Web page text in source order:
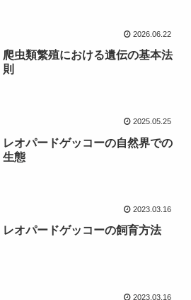
2026.06.22
爬虫類繁殖における遺伝の基本法
則
2025.05.25
レオパードゲッコーの自然界での
生態
2023.03.16
レオパードゲッコーの飼育方法
2023.03.16